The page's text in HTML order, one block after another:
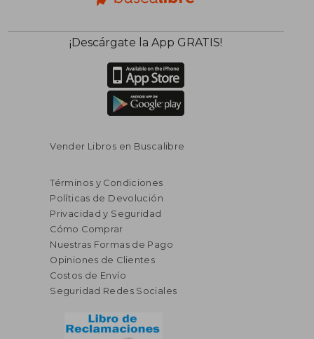
¡Descárgate la App GRATIS!
Vender Libros en Buscalibre
Términos y Condiciones
Políticas de Devolución
Privacidad y Seguridad
Cómo Comprar
Nuestras Formas de Pago
Opiniones de Clientes
Costos de Envío
Seguridad Redes Sociales